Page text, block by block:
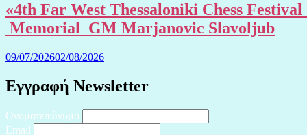
«4th Far West Thessaloniki Chess Festival
Memorial GM Marjanovic Slavoljub
09/07/202602/08/2026
Εγγραφή Newsletter
Ονοματεπώνυμο
Email